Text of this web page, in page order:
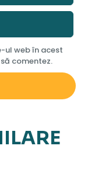
ul web în acest
comentez.